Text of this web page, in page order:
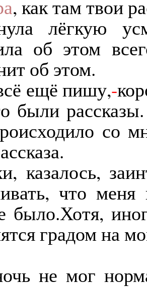
, как там твои
лёгкую
об этом
об этом.
ещё пишу,-
были
со
казалось,
что
было.Хотя,
градом на
не мог